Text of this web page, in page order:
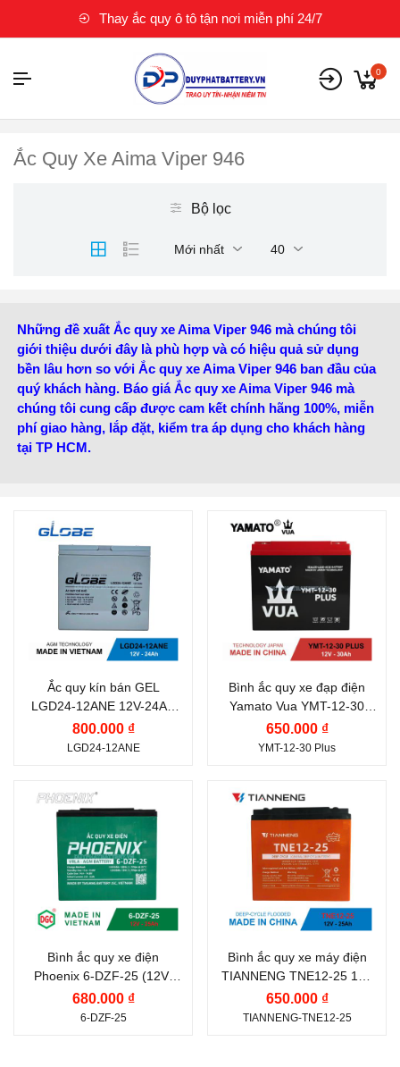
Thay ắc quy ô tô tận nơi miễn phí 24/7
0
Ắc Quy Xe Aima Viper 946
Bộ lọc
Mới nhất 40
Những đề xuất Ắc quy xe Aima Viper 946 mà chúng tôi
giới thiệu dưới đây là phù hợp và có hiệu quả sử dụng
bền lâu hơn so với Ắc quy xe Aima Viper 946 ban đầu của
quý khách hàng. Báo giá Ắc quy xe Aima Viper 946 mà
chúng tôi cung cấp được cam kết chính hãng 100%, miễn
phí giao hàng, lắp đặt, kiểm tra áp dụng cho khách hàng
tại TP HCM.
Thương hiệu ắc quy:
GLOBE
Điện thế (V):12 V
Dung lượng (Ah):
Công nghệ: VRLA AGM
Nước sản xuất:Việt
Nam
Ắc quy kín bán GEL
LGD24-12ANE 12V-24AH
Globe | Ắc quy xe điện
800.000 ₫
LGD24-12ANE
Điện thế (V):12 V
Dung lượng (Ah): 30 Ah
Bình ắc quy xe đạp điện
Yamato Vua YMT-12-30
Plus (12V-30Ah)
650.000 ₫
YMT-12-30 Plus
Thương hiệu ắc quy:
PHOENIX
Điện thế (V):12 V
Dung lượng (Ah):
Công nghệ: MF (Kín
Khí, Miễn Bảo Dưỡng)
Nước sản xuất: Việt
Nam
Bình ắc quy xe điện
Phoenix 6-DZF-25 (12V-
25Ah) | Ắc quy Duy Phát
680.000 ₫
6-DZF-25
Thương hiệu ắc quy:
TIANNENG
Điện thế (V):12 V
Dung lượng (Ah): 25 Ah
Công nghệ: AGM GEL
Nước sản xuất:Trung
Quốc
Bình ắc quy xe máy điện
TIANNENG TNE12-25 12V
25AH
650.000 ₫
TIANNENG-TNE12-25